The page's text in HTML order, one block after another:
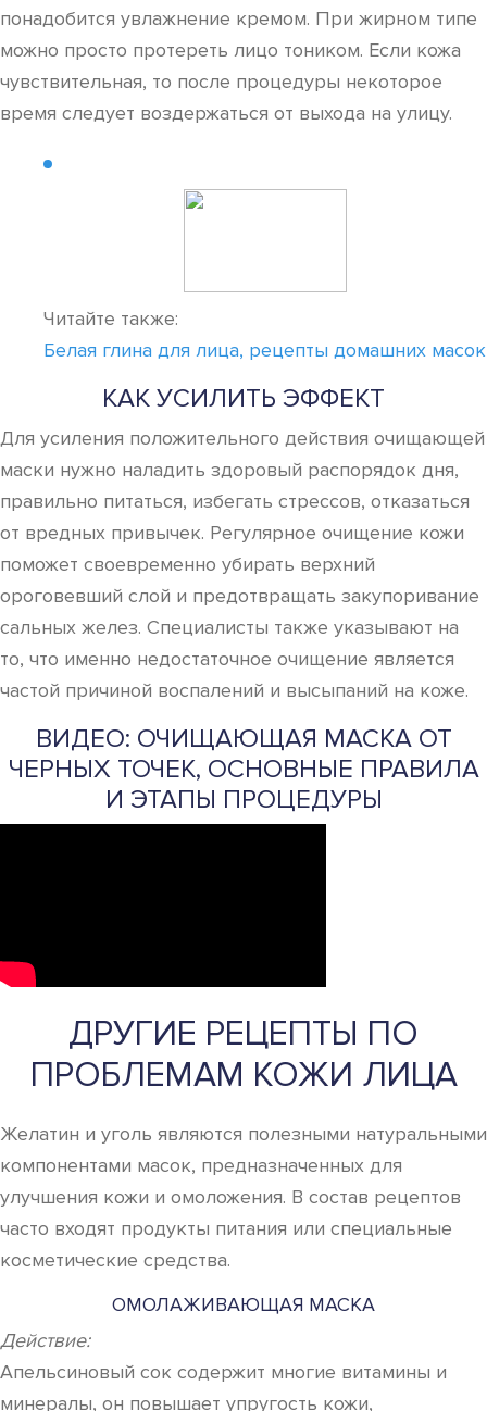
понадобится увлажнение кремом. При жирном типе
можно просто протереть лицо тоником. Если кожа
чувствительная, то после процедуры некоторое
время следует воздержаться от выхода на улицу.
Читайте также:
Белая глина для лица, рецепты домашних масок
КАК УСИЛИТЬ ЭФФЕКТ
Для усиления положительного действия очищающей
маски нужно наладить здоровый распорядок дня,
правильно питаться, избегать стрессов, отказаться
от вредных привычек. Регулярное очищение кожи
поможет своевременно убирать верхний
ороговевший слой и предотвращать закупоривание
сальных желез. Специалисты также указывают на
то, что именно недостаточное очищение является
частой причиной воспалений и высыпаний на коже.
ВИДЕО: ОЧИЩАЮЩАЯ МАСКА ОТ
ЧЕРНЫХ ТОЧЕК, ОСНОВНЫЕ ПРАВИЛА
И ЭТАПЫ ПРОЦЕДУРЫ
ДРУГИЕ РЕЦЕПТЫ ПО
ПРОБЛЕМАМ КОЖИ ЛИЦА
Желатин и уголь являются полезными натуральными
компонентами масок, предназначенных для
улучшения кожи и омоложения. В состав рецептов
часто входят продукты питания или специальные
косметические средства.
ОМОЛАЖИВАЮЩАЯ МАСКА
Действие:
Апельсиновый сок содержит многие витамины и
минералы, он повышает упругость кожи,